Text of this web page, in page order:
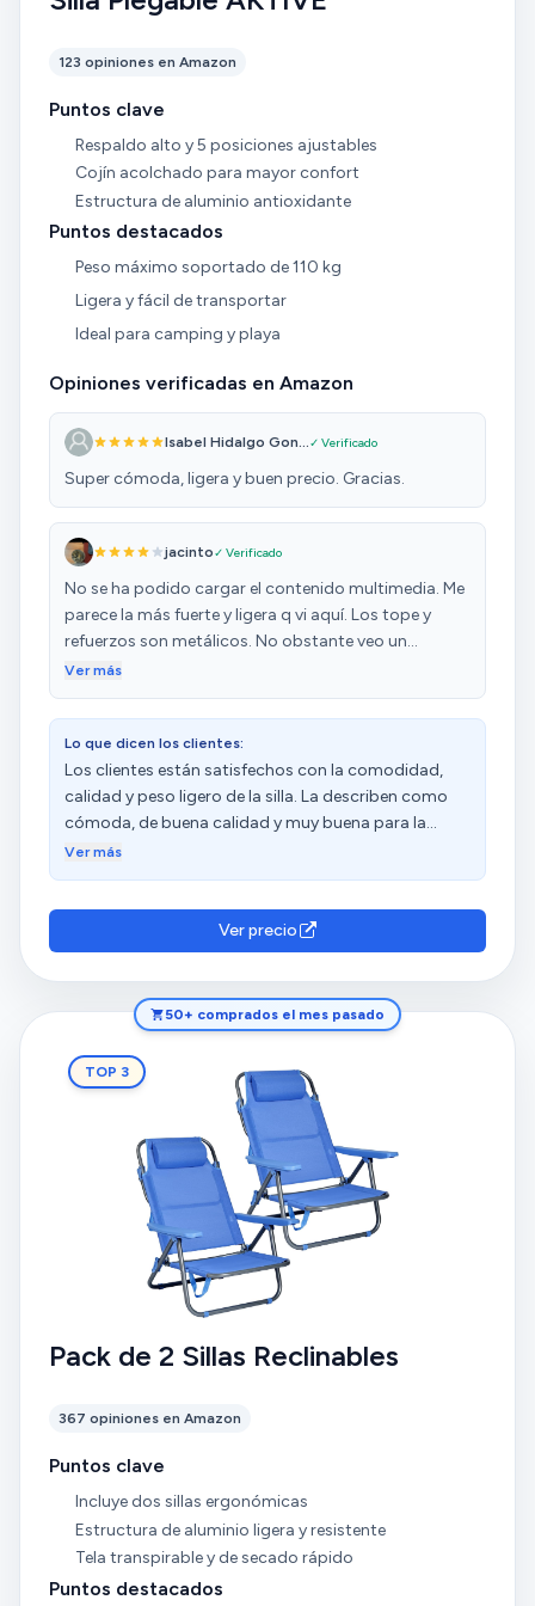
123 opiniones en Amazon
Puntos clave
Respaldo alto y 5 posiciones ajustables
Cojín acolchado para mayor confort
Estructura de aluminio antioxidante
Puntos destacados
Peso máximo soportado de 110 kg
Ligera y fácil de transportar
Ideal para camping y playa
Opiniones verificadas en Amazon
Isabel Hidalgo Gon...✓ Verificado
Super cómoda, ligera y buen precio. Gracias.
jacinto✓ Verificado
No se ha podido cargar el contenido multimedia. Me
parece la más fuerte y ligera q vi aquí. Los tope y
refuerzos son metálicos. No obstante veo un
problema: el anclaje metálico q impide cierre y da
creo q termina rompiendo el asiento. Como señalo
es muy resistente pero el precio a considerar por
tener ligereza y evitar óxido, es un producto menos
resistente que el acero con anclajes q deterioran el
tejido y no son muy operativos (rápido de colocar y
sin problemas)
Ver más
Lo que dicen los clientes:
Los clientes están satisfechos con la comodidad,
calidad y peso ligero de la silla. La describen como
cómoda, de buena calidad y muy buena para la
playa. Además, aprecian su altura y precio. Sin
resistencia y funcionalidad.
Ver más
Ver precio
50+ comprados el mes pasado
TOP 3
Pack de 2 Sillas Reclinables
367 opiniones en Amazon
Puntos clave
Incluye dos sillas ergonómicas
Estructura de aluminio ligera y resistente
Tela transpirable y de secado rápido
Puntos destacados